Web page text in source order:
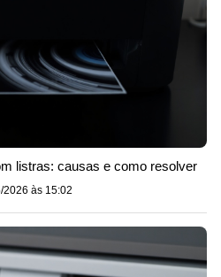
listras: causas e como resolver
2026 às 15:02